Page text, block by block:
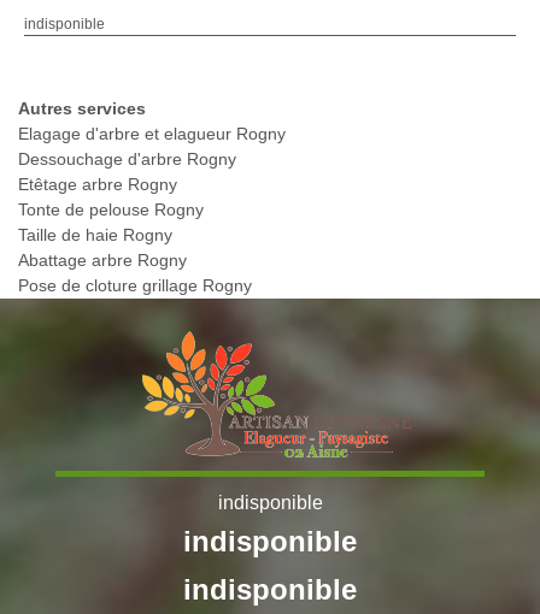
indisponible
Autres services
Elagage d'arbre et elagueur Rogny
Dessouchage d'arbre Rogny
Etêtage arbre Rogny
Tonte de pelouse Rogny
Taille de haie Rogny
Abattage arbre Rogny
Pose de cloture grillage Rogny
indisponible
indisponible
indisponible